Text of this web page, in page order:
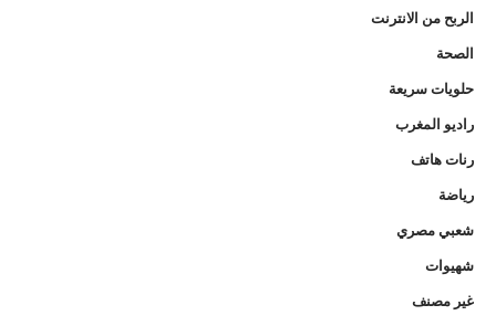
الربح من الانترنت
الصحة
حلويات سريعة
راديو المغرب
رنات هاتف
رياضة
شعبي مصري
شهيوات
غير مصنف